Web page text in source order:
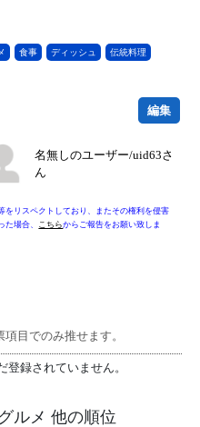
食事 ディッシュ 伝統料理
編集
名無しのユーザー/uid63さ
ん
をリスペクトしており、またその権利を侵害
た場合、 こちらからご報告をお願い致しま
目でのみ推せます。
登録されていません。
ルメ 他の順位